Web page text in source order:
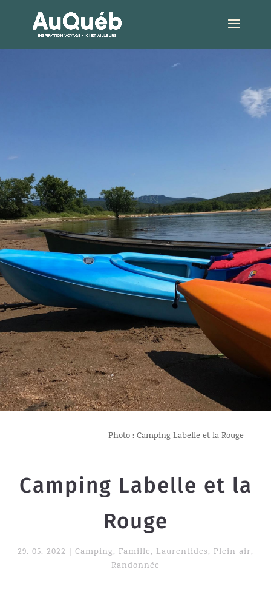
Photo : Camping Labelle et la Rouge
Camping Labelle et la
Rouge
29. 05. 2022 Camping, Famille, Laurentides, Plein air,
Randonnée